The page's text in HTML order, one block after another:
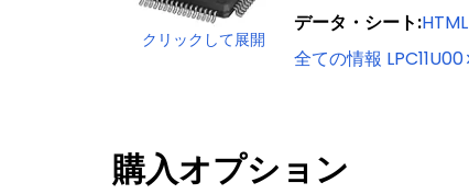
クリックして展開
データ・シート:HTML
全ての情報 LPC11U00
購入オプション